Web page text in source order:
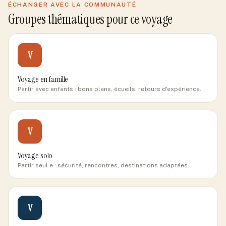
ÉCHANGER AVEC LA COMMUNAUTÉ
Groupes thématiques pour ce voyage
V
Voyage en famille
Partir avec enfants : bons plans, écueils, retours d'expérience.
V
Voyage solo
Partir seul·e : sécurité, rencontres, destinations adaptées.
V